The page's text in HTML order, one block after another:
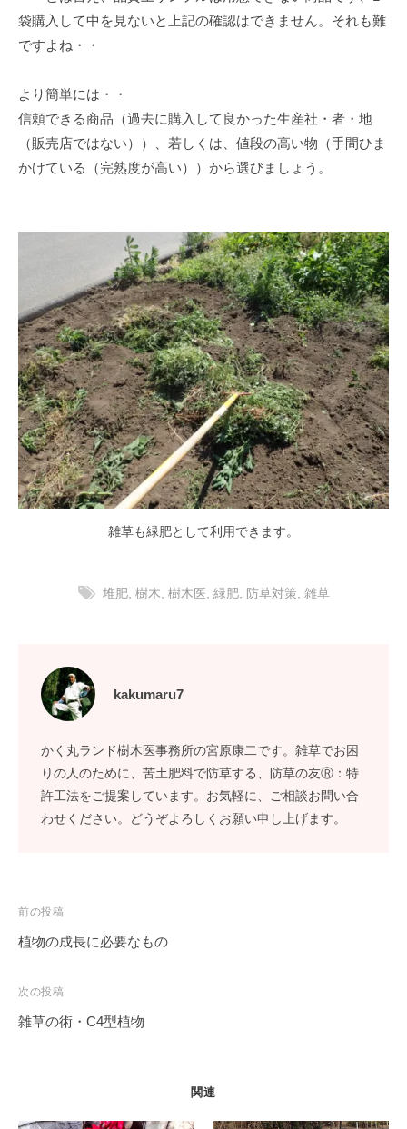
袋購入して中を見ないと上記の確認はできません。それも難
ですよね・・
より簡単には・・
信頼できる商品（過去に購入して良かった生産社・者・地
（販売店ではない））、若しくは、値段の高い物（手間ひま
かけている（完熟度が高い））から選びましょう。
雑草も緑肥として利用できます。
堆肥, 樹木 樹木医 緑肥, 防草対策 雑草
kakumaru7
かく丸ランド樹木医事務所の宮原康二です。雑草でお困
りの人のために、苦土肥料で防草する、防草の友Ⓡ：特
許工法をご提案しています。お気軽に、ご相談お問い合
わせください。どうぞよろしくお願い申し上げます。
投
稿
ビ
ゲ
ン
前の投稿
植物の成長に必要なもの
次の投稿
雑草の術・C4型植物
関連